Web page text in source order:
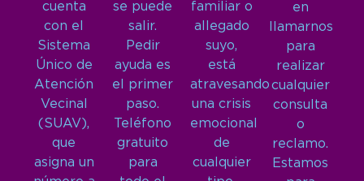
cuenta
con el
Sistema
Único de
Atención
Vecinal
(SUAV),
que
asigna un
se puede
salir.
Pedir
ayuda es
el primer
paso.
Teléfono
gratuito
para
familiar o
allegado
suyo,
está
atravesando
una crisis
emocional
de
cualquier
en
llamarnos
para
realizar
cualquier
consulta
o
reclamo.
Estamos